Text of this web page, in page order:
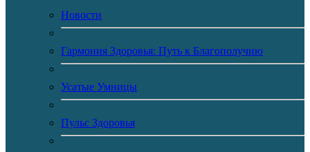
Новости
Гармония Здоровья: Путь к Благополучию
Усатые Умницы
Пульс Здоровья